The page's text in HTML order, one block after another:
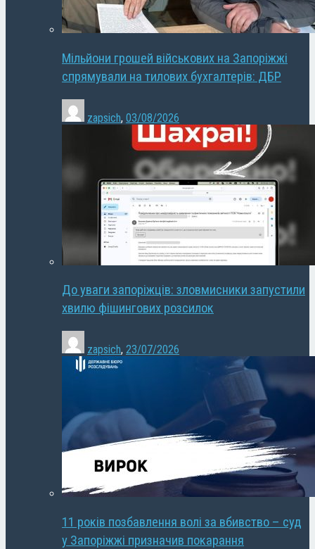
Мільйони грошей військових на Запоріжжі
спрямували на тилових бухгалтерів: ДБР
zapsich, 03/08/2026
До уваги запоріжців: зловмисники запустили
хвилю фішингових розсилок
zapsich, 23/07/2026
11 років позбавлення волі за вбивство – суд
у Запоріжжі призначив покарання